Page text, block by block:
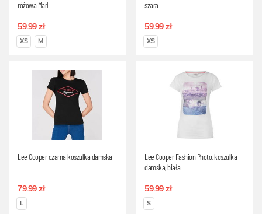
różowa Marl
59.99 zł
XS M
szara
59.99 zł
XS
Lee Cooper czarna koszulka damska
79.99 zł
L
Lee Cooper Fashion Photo, koszulka
damska, biała
59.99 zł
S